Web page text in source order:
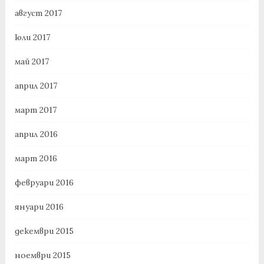
август 2017
юли 2017
май 2017
април 2017
март 2017
април 2016
март 2016
февруари 2016
януари 2016
декември 2015
ноември 2015